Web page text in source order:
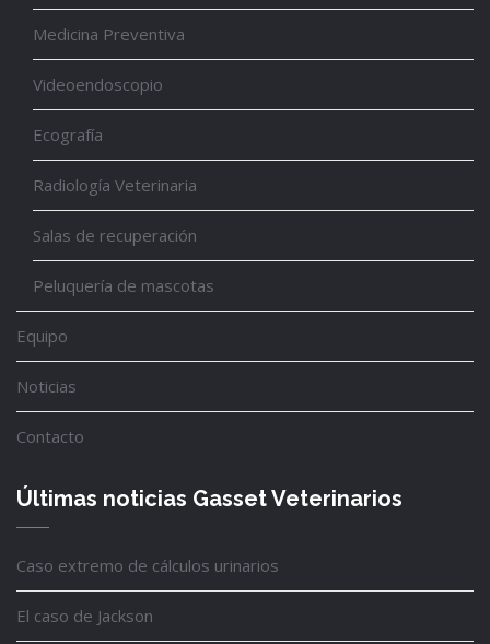
Medicina Preventiva
Videoendoscopio
Ecografía
Radiología Veterinaria
Salas de recuperación
Peluquería de mascotas
Equipo
Noticias
Contacto
Últimas noticias Gasset Veterinarios
Caso extremo de cálculos urinarios
El caso de Jackson